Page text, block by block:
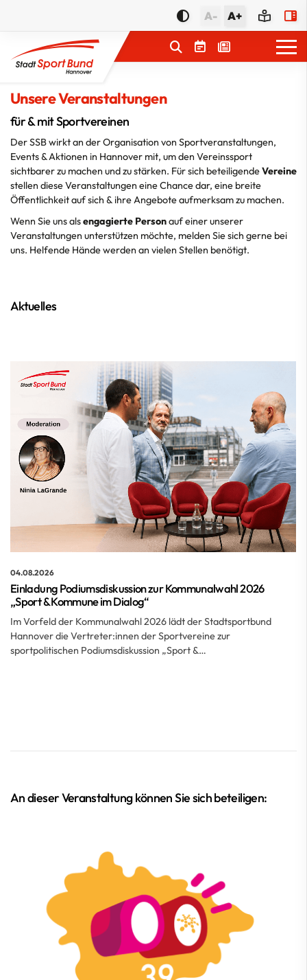
A- A+
Unsere Veranstaltungen
für & mit Sportvereinen
Der SSB wirkt an der Organisation von Sportveranstaltungen,
Events & Aktionen in Hannover mit, um den Vereinssport
sichtbarer zu machen und zu stärken. Für sich beteiligendeVereine
stellen diese Veranstaltungen eine Chance dar, eine breite
Öffentlichkeit auf sich & ihre Angebote aufmerksam zu machen.
Wenn Sie uns alsengagierte Personauf einer unserer
Veranstaltungen unterstützen möchte, melden Sie sich gerne bei
uns. Helfende Hände werden an vielen Stellen benötigt.
Aktuelles
04.08.2026
Einladung Podiumsdiskussion zur Kommunalwahl 2026
„Sport & Kommune im Dialog“
Im Vorfeld der Kommunalwahl 2026 lädt der Stadtsportbund
Hannover die Vertreter:innen der Sportvereine zur
sportpolitischen Podiumsdiskussion „Sport &…
An dieser Veranstaltung können Sie sich beteiligen:
Service
Geschäftsstelle
Aktuelles
Beratung
Vernetzung
JugendSportNetzwerk
Mitgliedschaft
Förderungen
Themen
Qualifizierung